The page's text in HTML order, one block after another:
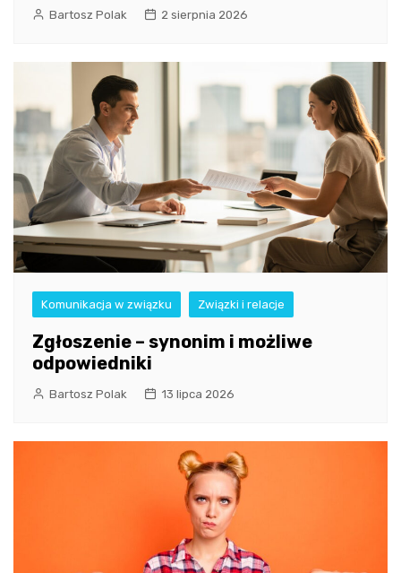
Bartosz Polak 2 sierpnia 2026
Komunikacja w związku Związki i relacje
Zgłoszenie – synonim i możliwe
odpowiedniki
Bartosz Polak 13 lipca 2026